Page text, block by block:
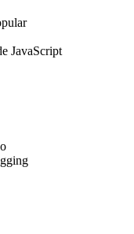
JavaScript